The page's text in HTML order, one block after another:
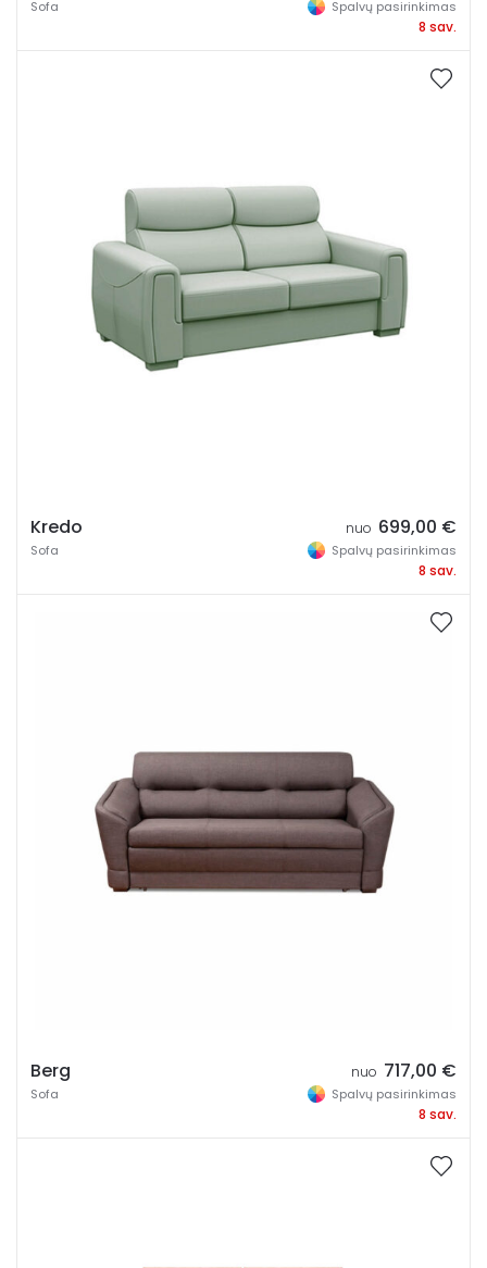
Sofa Spalvų pasirinkimas
8 sav.
Kredo
Sofa
nuo 699,00 €
Spalvų pasirinkimas
8 sav.
Berg
Sofa
nuo 717,00 €
Spalvų pasirinkimas
8 sav.